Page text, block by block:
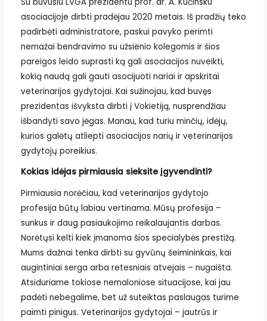
asociacijoje dirbti pradėjau 2020 metais. Iš pradžių teko
padirbėti administratore, paskui pavyko perimti
nemažai bendravimo su užsienio kolegomis ir šios
pareigos leido suprasti ką gali asociacijos nuveikti,
kokią naudą gali gauti asocijuoti nariai ir apskritai
veterinarijos gydytojai. Kai sužinojau, kad buvęs
prezidentas išvyksta dirbti į Vokietiją, nusprendžiau
išbandyti savo jėgas. Manau, kad turiu minčių, idėjų,
kurios galėtų atliepti asociacijos narių ir veterinarijos
gydytojų poreikius.
Kokias idėjas pirmiausia sieksite įgyvendinti?
Pirmiausia norėčiau, kad veterinarijos gydytojo
profesija būtų labiau vertinama. Mūsų profesija –
sunkus ir daug pasiaukojimo reikalaujantis darbas.
Norėtųsi kelti kiek įmanoma šios specialybės prestižą.
Mums dažnai tenka dirbti su gyvūnų šeimininkais, kai
augintiniai serga arba retesniais atvejais – nugaišta.
Atsiduriame tokiose nemaloniose situacijose, kai jau
padėti nebegalime, bet už suteiktas paslaugas turime
paimti pinigus. Veterinarijos gydytojai – jautrūs ir